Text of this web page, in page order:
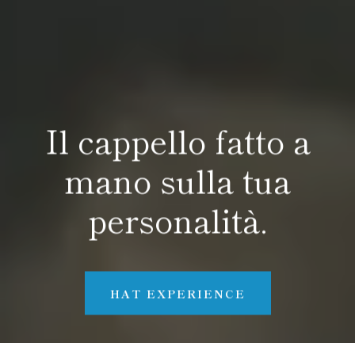
Il cappello fatto a
mano sulla tua
personalità.
HAT EXPERIENCE
Impara le tecniche e
crea il cappello con
le tue mani.